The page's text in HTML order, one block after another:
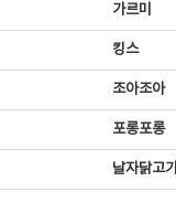
가르미
킹스
조아조아
포롱포롱
날자닭고기